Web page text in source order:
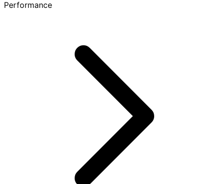
Performance